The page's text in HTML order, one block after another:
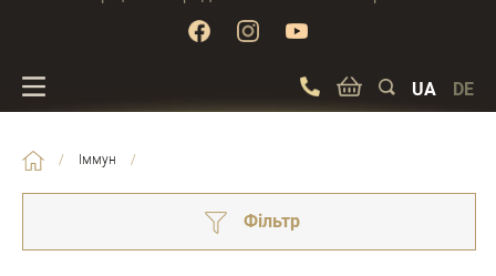
UA DE
/ Іммун /
Фільтр